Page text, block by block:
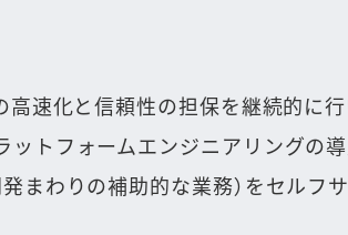
速化と信頼性の担保を継続的に行
ットフォームエンジニアリングの
まわりの補助的な業務）をセル